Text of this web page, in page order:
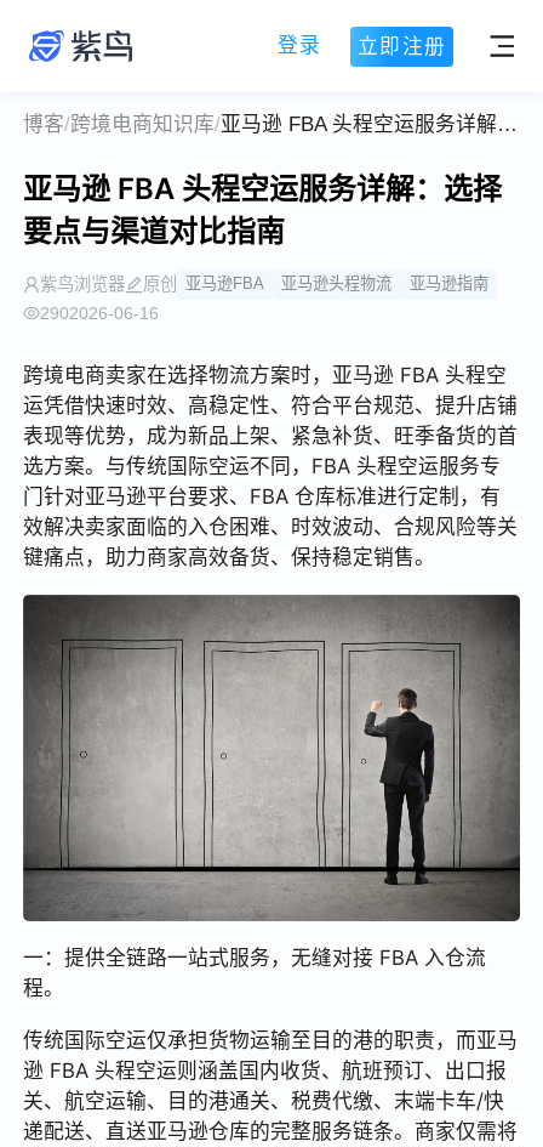
登录 立即注册
博客/跨境电商知识库/ 亚马逊 FBA 头程空运服务详解：选择要点与渠道对比指南
亚马逊 FBA 头程空运服务详解：选择
要点与渠道对比指南
紫鸟浏览器 原创 亚马逊FBA 亚马逊头程物流 亚马逊指南
2902026-06-16
跨境电商卖家在选择物流方案时，亚马逊 FBA 头程空
运凭借快速时效、高稳定性、符合平台规范、提升店铺
表现等优势，成为新品上架、紧急补货、旺季备货的首
选方案。与传统国际空运不同，FBA 头程空运服务专
门针对亚马逊平台要求、FBA 仓库标准进行定制，有
效解决卖家面临的入仓困难、时效波动、合规风险等关
键痛点，助力商家高效备货、保持稳定销售。
一：提供全链路一站式服务，无缝对接 FBA 入仓流
程。
传统国际空运仅承担货物运输至目的港的职责，而亚马
逊 FBA 头程空运则涵盖国内收货、航班预订、出口报
关、航空运输、目的港通关、税费代缴、末端卡车/快
递配送、直送亚马逊仓库的完整服务链条。商家仅需将